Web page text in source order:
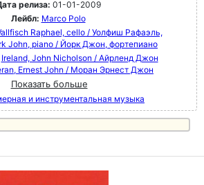
релиза: 01-01-2009
Лейбл: Marco Polo
Raphael, cello / Уолфиш Рафаэль,
John, piano / Йорк Джон, фортепиано
Ireland, John Nicholson / Айрленд Джон
Ernest John / Моран Эрнест Джон
Показать больше
и инструментальная музыка